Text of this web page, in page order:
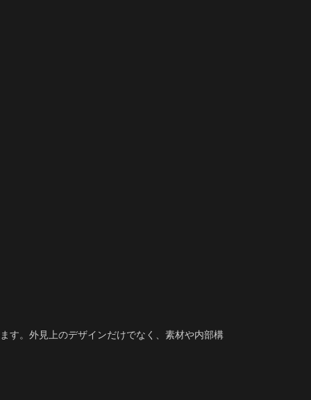
す。外見上のデザインだけでなく、素材や内部構